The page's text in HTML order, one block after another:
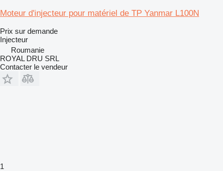
Moteur d'injecteur pour matériel de TP Yanmar L100N
Prix sur demande
Injecteur
Roumanie
ROYAL DRU SRL
Contacter le vendeur
1